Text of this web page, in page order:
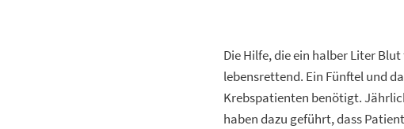
Die Hilfe, die ein halber Liter
lebensrettend. Ein Fünftel und
Krebspatienten benötigt.
haben dazu geführt, dass